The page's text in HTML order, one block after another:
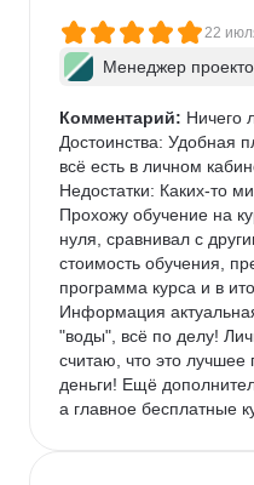
22
Менеджер
Комментарий: Ничего
Достоинства: Удобная
всё есть в личном
Недостатки: Каких-то
Прохожу обучение на
нуля, сравнивал с
стоимость обучения,
программа курса и в
Информация
"воды", всё по делу!
считаю, что это
деньги! Ещё
а главное бесплатные